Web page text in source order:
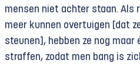
mensen niet achter staan. Als
meer kunnen overtuigen [dat
steunen], hebben ze nog maar
straffen, zodat men bang is